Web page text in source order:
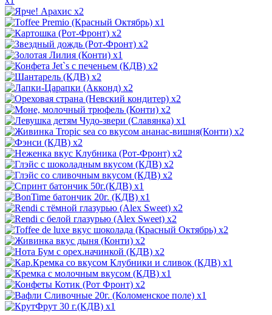
x2
x1
x2
x2
x1
x2
x2
x2
x2
x2
x1
x2
x2
x2
x2
x2
x1
x1
x2
x2
x2
x2
x2
x1
x1
x2
x1
x1